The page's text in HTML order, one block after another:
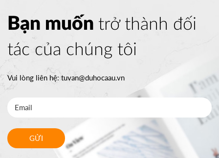
Bạn muốn trở thành đối
tác của chúng tôi
Vui lòng liên hệ:tuvan@duhocaau.vn
GỬI